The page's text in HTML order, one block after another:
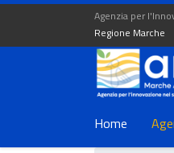
Agenzia per
Regione Marche
Home